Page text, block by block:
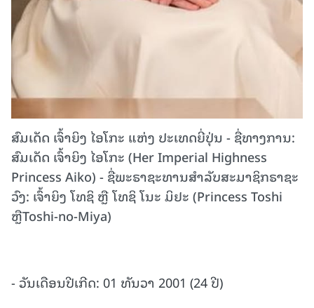
ສົມເດັດ ເຈົ້າຍິງ ໄອໂກະ ແຫ່ງ ປະເທດຍີ່ປຸ່ນ - ຊື່ທາງການ:
ສົມເດັດ ເຈົ້າຍິງ ໄອໂກະ (Her Imperial Highness
Princess Aiko) - ຊື່ພະຣາຊະທານສໍາລັບສະມາຊິກຣາຊະ
ວົງ: ເຈົ້າຍິງ ໂທຊິ ຫຼື ໂທຊິ ໂນະ ມິຢະ (Princess Toshi
ຫຼືToshi-no-Miya)
- ວັນເດືອນປີເກີດ: 01 ທັນວາ 2001 (24 ປີ)